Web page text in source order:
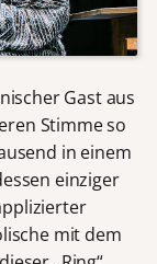
Gast aus
Stimme so
in einem
einziger
mit dem